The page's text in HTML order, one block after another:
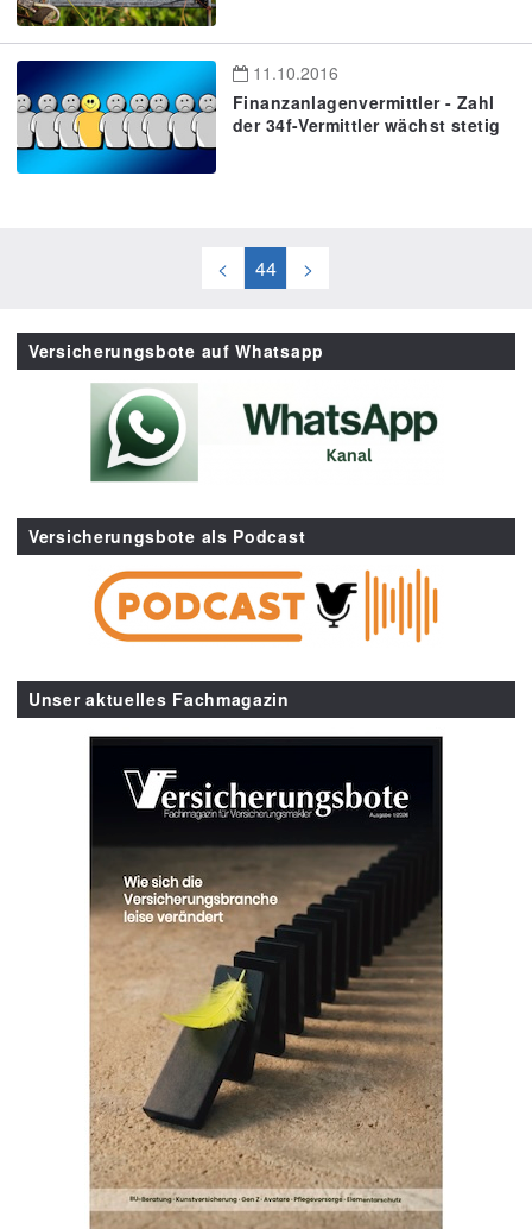
11.10.2016
Finanzanlagenvermittler - Zahl
der 34f-Vermittler wächst stetig
< 44 >
Versicherungsbote auf Whatsapp
Versicherungsbote als Podcast
Unser aktuelles Fachmagazin